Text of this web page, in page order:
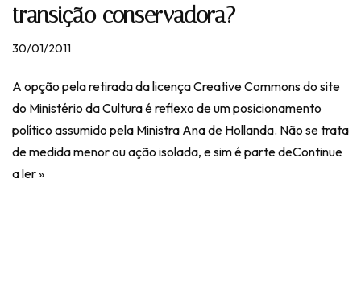
transição conservadora?
30/01/2011
A opção pela retirada da licença Creative Commons do site
do Ministério da Cultura é reflexo de um posicionamento
político assumido pela Ministra Ana de Hollanda. Não se trata
de medida menor ou ação isolada, e sim é parte deContinue
a ler »